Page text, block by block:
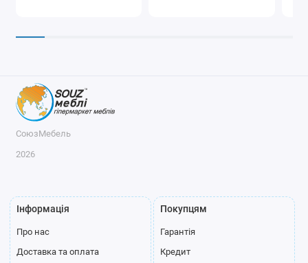
СоюзМебель
2026
Інформація
Про нас
Доставка та оплата
Покупцям
Гарантія
Кредит